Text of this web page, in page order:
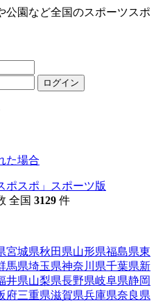
公園など全国のスポーツスポ
ログイン
た場合
全国 3129 件
宮城県秋田県山形県福島県東
馬県埼玉県神奈川県千葉県新
井県山梨県長野県岐阜県静岡
府三重県滋賀県兵庫県奈良県